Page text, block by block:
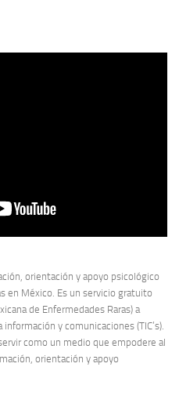
orientación y apoyo psicológico
en México. Es un servicio gratuito
de Enfermedades Raras) a
y comunicaciones (TIC’s).
como un medio que empodere al
orientación y apoyo